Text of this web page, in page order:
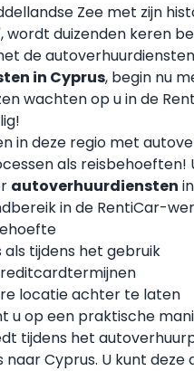
Zee met zijn
wordt duizenden keren
de
in Cyprus, begin nu
wachten op u in de
in deze regio met
als
autoverhuurdiensten
in de RentiCar-
tijdens het gebruik
locatie achter te laten
u op een praktische
tijdens het
Cyprus. U kunt